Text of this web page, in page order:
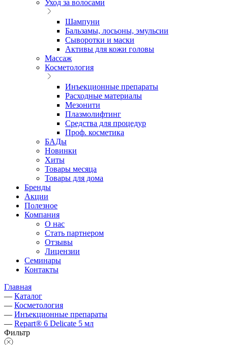
Уход за волосами
Шампуни
Бальзамы, лосьоны, эмульсии
Сыворотки и маски
Активы для кожи головы
Массаж
Косметология
Инъекционные препараты
Расходные материалы
Мезонити
Плазмолифтинг
Средства для процедур
Проф. косметика
БАДы
Новинки
Хиты
Товары месяца
Товары для дома
Бренды
Акции
Полезное
Компания
О нас
Стать партнером
Отзывы
Лицензии
Семинары
Контакты
Главная
— Каталог
— Косметология
— Инъекционные препараты
— Repart® 6 Delicate 5 мл
Фильтр